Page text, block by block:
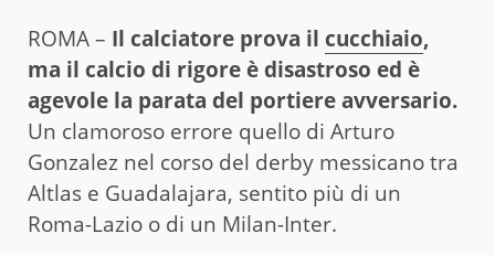
ROMA – Il calciatore prova il cucchiaio,
ma il calcio di rigore è disastroso ed è
agevole la parata del portiere avversario.
Un clamoroso errore quello di Arturo
Gonzalez nel corso del derby messicano tra
Altlas e Guadalajara, sentito più di un
Roma-Lazio o di un Milan-Inter.